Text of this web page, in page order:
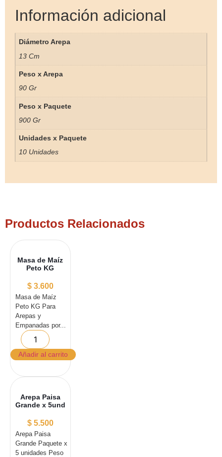
Información adicional
Diámetro Arepa
13 Cm
Peso x Arepa
90 Gr
Peso x Paquete
900 Gr
Unidades x Paquete
10 Unidades
Productos Relacionados
Masa de Maíz
Peto KG
$3.600
Masa de Maíz
Peto KG Para
Arepas y
Empanadas por...
Añadir al carrito
Arepa Paisa
Grande x 5und
$5.500
Arepa Paisa
Grande Paquete x
5 unidades Peso